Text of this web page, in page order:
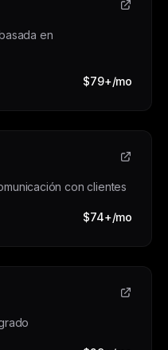
en
$79+/mo
con clientes
$74+/mo